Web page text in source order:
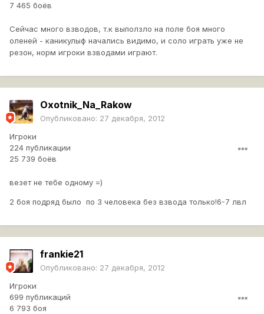
7 465 боёв
Сейчас много взводов, т.к выползло на поле боя много
оленей - каникулыф начались видимо, и соло играть уже не
резон, норм игроки взводами играют.
Oxotnik_Na_Rakow
Опубликовано: 27 декабря, 2012
Игроки
224 публикации
25 739 боёв
везет не тебе одному =)
2 боя подряд было по 3 человека без взвода только!6-7 лвл
frankie21
Опубликовано: 27 декабря, 2012
Игроки
699 публикаций
6 793 боя